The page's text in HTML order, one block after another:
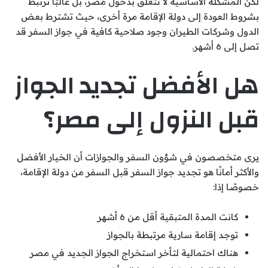
بشروط العودة إلى دولة الإقامة مرة أخرى، حيث تشترط بعض
الدول وشركات الطيران وجود صلاحية كافية في جواز السفر قد
تصل إلى 6 أشهر.
هل الأفضل تجديد الجواز
قبل النزول إلى مصر؟
يرى متخصصون في شؤون السفر والجوازات أن الخيار الأفضل
والأكثر أمانًا هو تجديد جواز السفر قبل السفر من دولة الإقامة،
خصوصًا إذا:
كانت المدة المتبقية أقل من 6 أشهر
توجد إقامة سارية مرتبطة بالجواز
هناك احتمالية لتأخر استخراج الجواز الجديد في مصر